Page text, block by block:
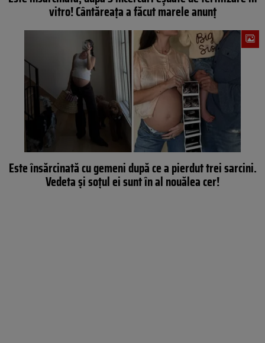
vitro! Cântăreața a făcut marele anunț
Este însărcinată cu gemeni după ce a pierdut trei sarcini.
Vedeta și soțul ei sunt în al nouălea cer!